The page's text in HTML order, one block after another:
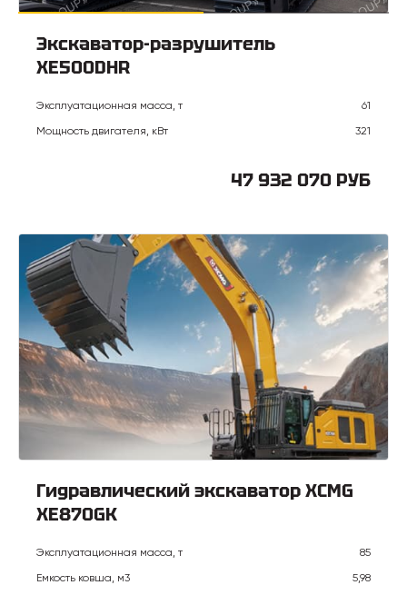
Экскаватор-разрушитель
XE500DHR
Эксплуатационная масса, т
61
Мощность двигателя, кВт
321
47 932 070 РУБ
Гидравлический экскаватор XCMG
XE870GK
Эксплуатационная масса, т
85
Емкость ковша, м3
5,98